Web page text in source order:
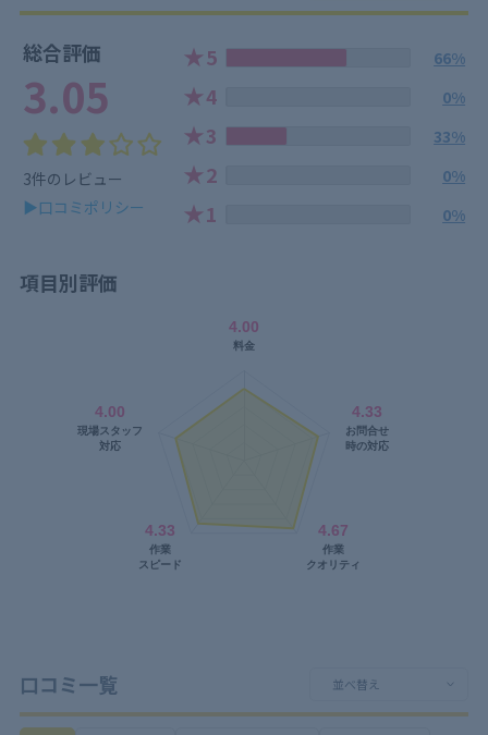
項目別評価
総合評価
3.05
3件のレビュー
▶口コミポリシー
★5 66%
★4 0%
★3 33%
★2 0%
★1 0%
口コミ一覧